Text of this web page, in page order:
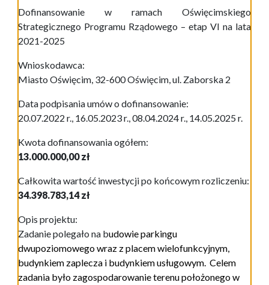
Dofinansowanie w ramach Oświęcimskiego
Strategicznego Programu Rządowego – etap VI na lata
2021-2025
Wnioskodawca:
Miasto Oświęcim, 32-600 Oświęcim, ul. Zaborska 2
Data podpisania umów o dofinansowanie:
20.07.2022 r., 16.05.2023 r.,08.04.2024 r., 14.05.2025 r.
Kwota dofinansowania ogółem:
13.000.000,00 zł
Całkowita wartość inwestycji po końcowym rozliczeniu:
34.398.783,14 zł
Opis projektu:
Zadanie polegało na budowie parkingu
dwupoziomowego wraz z placem wielofunkcyjnym,
budynkiem zaplecza i budynkiem usługowym. Celem
zadania było zagospodarowanie terenu położonego w